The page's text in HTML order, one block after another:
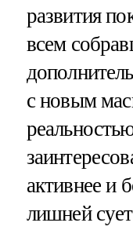
развития
всем
с новым
активнее и
лишней